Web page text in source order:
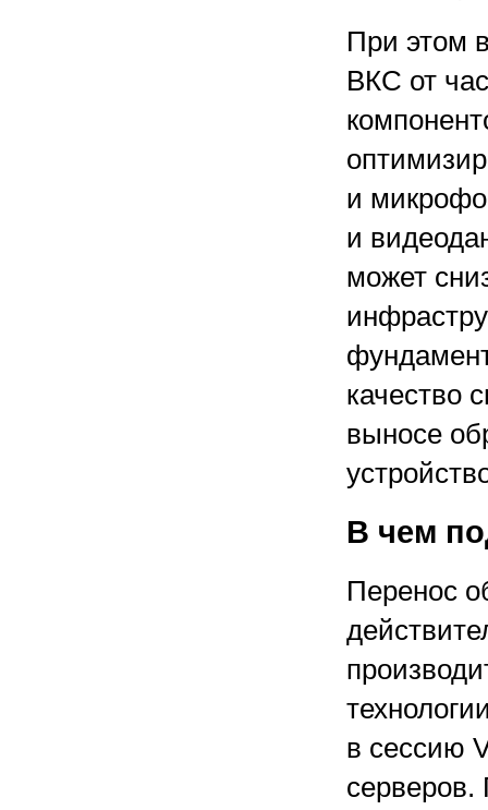
При этом
ВКС от
и
и
может
качество
выносе
В чем
Перенос
в сессию